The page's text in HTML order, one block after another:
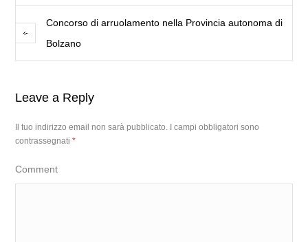
Concorso di arruolamento nella Provincia autonoma di
Bolzano
Leave a Reply
Il tuo indirizzo email non sarà pubblicato.
I campi obbligatori sono
contrassegnati*
Comment